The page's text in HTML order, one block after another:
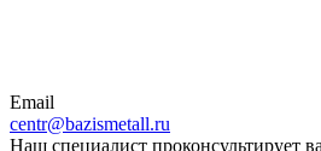
Email
centr@bazismetall.ru
Наш специалист проконсультирует